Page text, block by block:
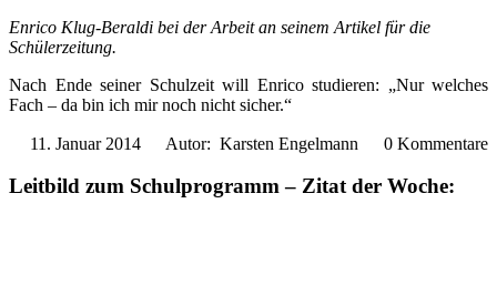
Enrico Klug-Beraldi bei der Arbeit an seinem Artikel für die
Schülerzeitung.
Nach Ende seiner Schulzeit will Enrico studieren: „Nur welches
Fach – da bin ich mir noch nicht sicher.“
11. Januar 2014 Autor: Karsten Engelmann 0 Kommentare
Leitbild zum Schulprogramm – Zitat der Woche: